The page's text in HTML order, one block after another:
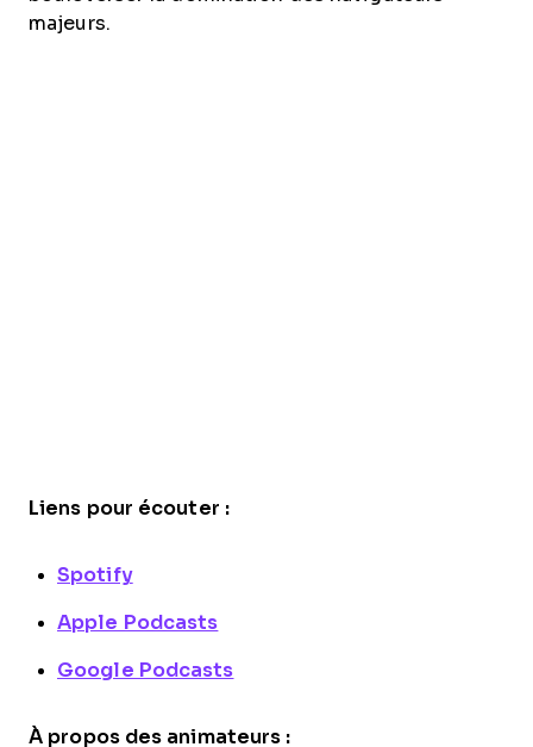
majeurs.
Liens pour écouter :
Spotify
Apple Podcasts
Google Podcasts
À propos des animateurs :